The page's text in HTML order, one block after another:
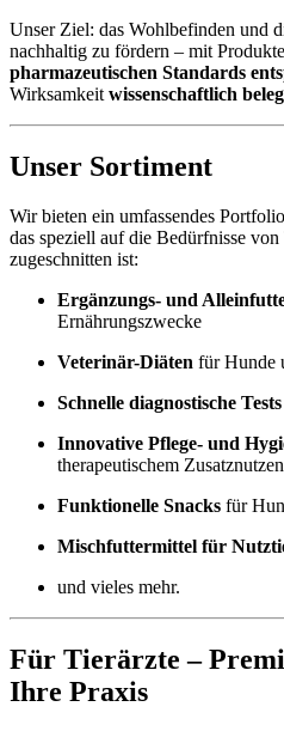
Unser Ziel: das Wohlbefinden und
nachhaltig zu fördern – mit
pharmazeutischen Standards
Wirksamkeit wissenschaftlich
Unser Sortiment
Wir bieten ein umfassendes
das speziell auf die Bedürfnisse
zugeschnitten ist:
Ergänzungs- und
Ernährungszwecke
Veterinär-Diäten für Hunde
Schnelle diagnostische Tests
Innovative Pflege- und
therapeutischem Zusatznutzen
Funktionelle Snacks für
Mischfuttermittel für
und vieles mehr.
Für Tierärzte –
Ihre Praxis